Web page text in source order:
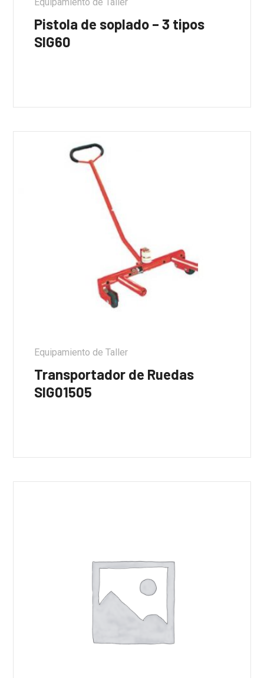
Equipamiento de Taller
Pistola de soplado – 3 tipos
SIG60
Equipamiento de Taller
Transportador de Ruedas
SIG01505